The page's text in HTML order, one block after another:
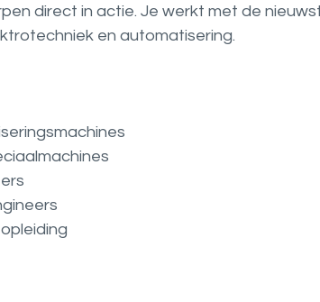
direct in actie. Je werkt met de
en automatisering.